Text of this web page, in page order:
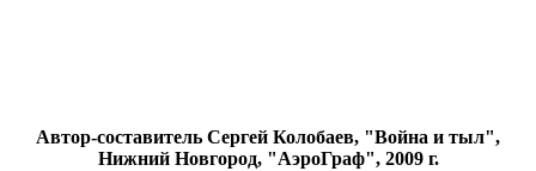
Автор-составитель Сергей Колобаев, "Война и тыл",
Нижний Новгород, "АэроГраф", 2009 г.